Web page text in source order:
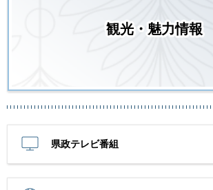
観光・魅力情報
県政テレビ番組